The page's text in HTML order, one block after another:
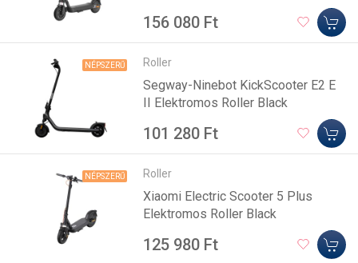
156 080 Ft
NÉPSZERŰ Roller
Segway-Ninebot KickScooter E2 E
II Elektromos Roller Black
101 280 Ft
NÉPSZERŰ Roller
Xiaomi Electric Scooter 5 Plus
Elektromos Roller Black
125 980 Ft